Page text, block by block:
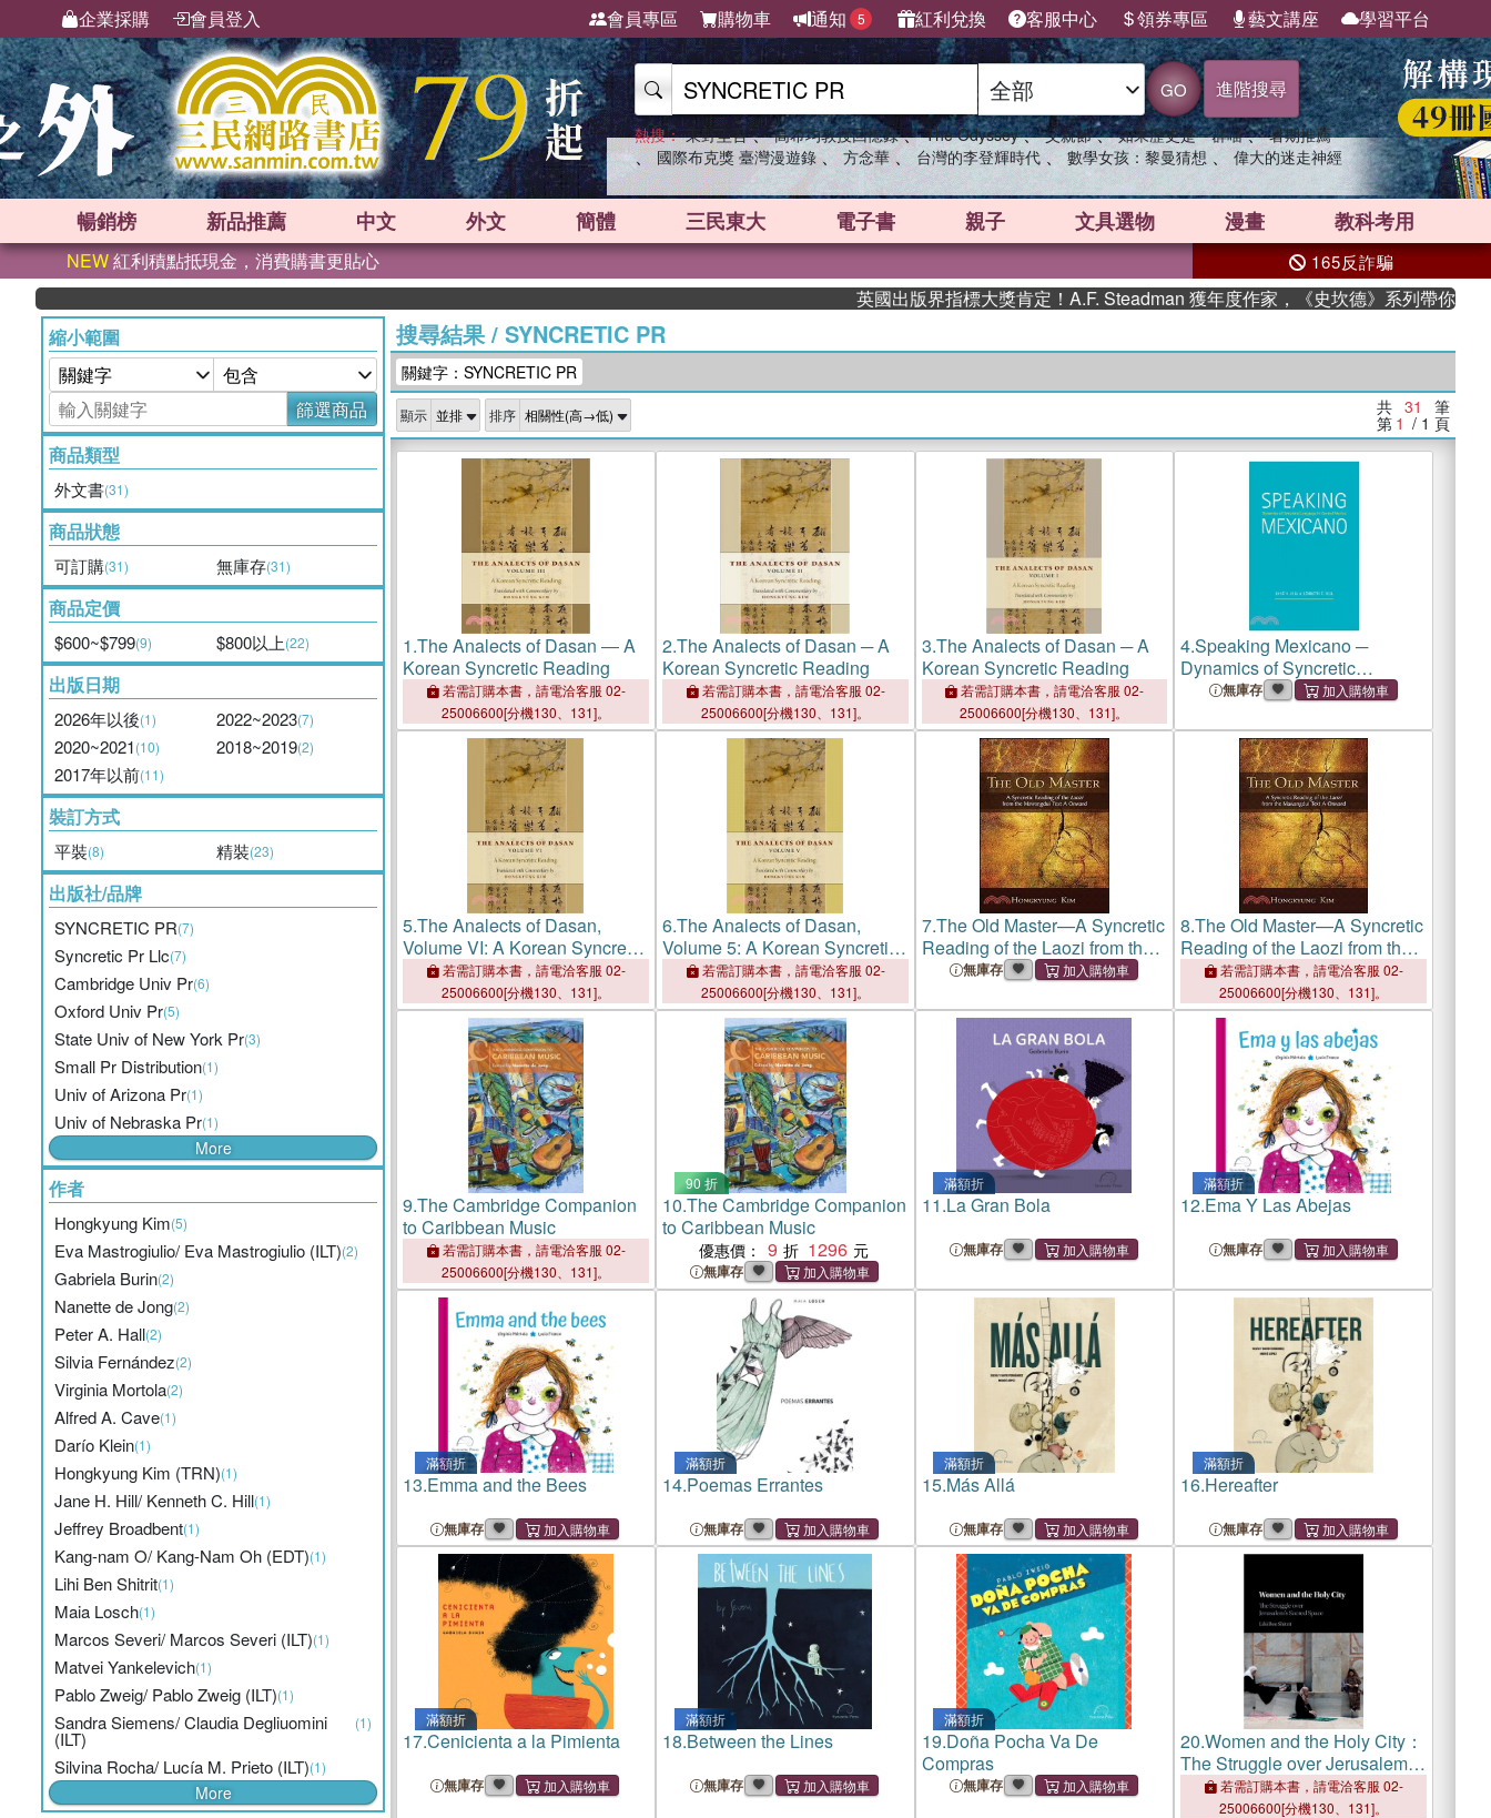
企業採購 會員登入 會員專區 購物車 通知 5 紅利兌換 客服中心 領券專區 藝文講座 學習平台
GO 進階搜尋
熱搜： 東野圭吾 、 高希均教授回憶錄 、 The Odyssey 、 父親節 、 如果歷史是一群喵 、 暑期推薦
、 國際布克獎 臺灣漫遊錄 、 方念華 、 台灣的李登輝時代 、 數學女孩：黎曼猜想 、 偉大的迷走神經
暢銷榜 新品推薦 中文 外文 簡體 三民東大 電子書 親子 文具選物 漫畫 教科考用
NEW紅利積點抵現金，消費購書更貼心 165反詐騙
英國出版界指標大獎肯定！A.F. Steadman 獲年度作家，《史坎德》系列帶你踏上熱血奇
縮小範圍
篩選商品
商品類型
外文書(31)
商品狀態
可訂購(31) 無庫存(31)
商品定價
$600~$799(9) $800以上(22)
出版日期
2026年以後(1) 2022~2023(7)
2020~2021(10) 2018~2019(2)
2017年以前(11)
裝訂方式
平裝(8) 精裝(23)
出版社/品牌
SYNCRETIC PR(7)
Syncretic Pr Llc(7)
Cambridge Univ Pr(6)
Oxford Univ Pr(5)
State Univ of New York Pr(3)
Small Pr Distribution(1)
Univ of Arizona Pr(1)
Univ of Nebraska Pr(1)
More
作者
Hongkyung Kim(5)
Eva Mastrogiulio/ Eva Mastrogiulio (ILT)(2)
Gabriela Burin(2)
Nanette de Jong(2)
Peter A. Hall(2)
Silvia Fernández(2)
Virginia Mortola(2)
Alfred A. Cave(1)
Darío Klein(1)
Hongkyung Kim (TRN)(1)
Jane H. Hill/ Kenneth C. Hill(1)
Jeffrey Broadbent(1)
Kang-nam O/ Kang-Nam Oh (EDT)(1)
Lihi Ben Shitrit(1)
Maia Losch(1)
Marcos Severi/ Marcos Severi (ILT)(1)
Matvei Yankelevich(1)
Pablo Zweig/ Pablo Zweig (ILT)(1)
Sandra Siemens/ Claudia Degliuomini
(ILT)
(1)
Silvina Rocha/ Lucía M. Prieto (ILT)(1)
More
搜尋結果/ SYNCRETIC PR
關鍵字：SYNCRETIC PR
顯示 排序 共 31 筆
第 1 / 1 頁
1.The Analects of Dasan ― A
Korean Syncretic Reading
若需訂購本書，請電洽客服 02-
25006600[分機130、131]。
2.The Analects of Dasan ─ A
Korean Syncretic Reading
若需訂購本書，請電洽客服 02-
25006600[分機130、131]。
3.The Analects of Dasan ─ A
Korean Syncretic Reading
若需訂購本書，請電洽客服 02-
25006600[分機130、131]。
4.Speaking Mexicano ─
Dynamics of Syncretic
Language in Central Mexico
無庫存
5.The Analects of Dasan,
Volume VI: A Korean Syncretic
Reading
若需訂購本書，請電洽客服 02-
25006600[分機130、131]。
6.The Analects of Dasan,
Volume 5: A Korean Syncretic
Reading
若需訂購本書，請電洽客服 02-
25006600[分機130、131]。
7.The Old Master—A Syncretic
Reading of the Laozi from the
Mawangdui Text a Onward
無庫存
8.The Old Master—A Syncretic
Reading of the Laozi from the
Mawangdui Text a Onward
若需訂購本書，請電洽客服 02-
25006600[分機130、131]。
9.The Cambridge Companion
to Caribbean Music
若需訂購本書，請電洽客服 02-
25006600[分機130、131]。
90 折
10.The Cambridge Companion
to Caribbean Music
優惠價： 9 1296
無庫存
滿額折
11.La Gran Bola
無庫存
滿額折
12.Ema Y Las Abejas
無庫存
滿額折
13.Emma and the Bees
無庫存
滿額折
14.Poemas Errantes
無庫存
滿額折
15.Más Allá
無庫存
滿額折
16.Hereafter
無庫存
滿額折
17.Cenicienta a la Pimienta
無庫存
滿額折
18.Between the Lines
無庫存
滿額折
19.Doña Pocha Va De
Compras
無庫存
20.Women and the Holy City：
The Struggle over Jerusalem's
Sacred Space
若需訂購本書，請電洽客服 02-
25006600[分機130、131]。